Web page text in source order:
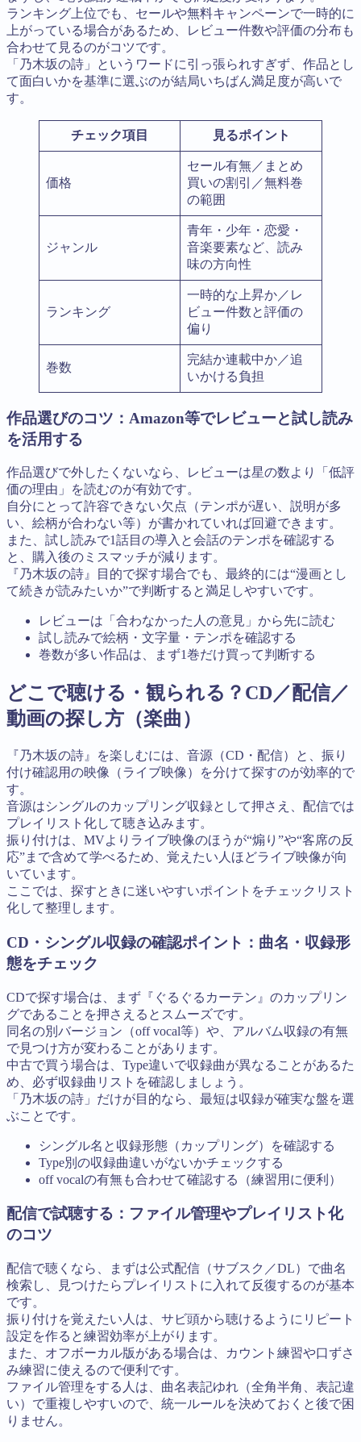
ランキング上位でも、セールや無料キャンペーンで一時的に
上がっている場合があるため、レビュー件数や評価の分布も
合わせて見るのがコツです。
「乃木坂の詩」というワードに引っ張られすぎず、作品とし
て面白いかを基準に選ぶのが結局いちばん満足度が高いで
す。
チェック項目 見るポイント
価格
セール有無／まとめ
買いの割引／無料巻
の範囲
ジャンル
青年・少年・恋愛・
音楽要素など、読み
味の方向性
ランキング
一時的な上昇か／レ
ビュー件数と評価の
偏り
巻数
完結か連載中か／追
いかける負担
作品選びのコツ：Amazon等でレビューと試し読み
を活用する
作品選びで外したくないなら、レビューは星の数より「低評
価の理由」を読むのが有効です。
自分にとって許容できない欠点（テンポが遅い、説明が多
い、絵柄が合わない等）が書かれていれば回避できます。
また、試し読みで1話目の導入と会話のテンポを確認する
と、購入後のミスマッチが減ります。
『乃木坂の詩』目的で探す場合でも、最終的には“漫画とし
て続きが読みたいか”で判断すると満足しやすいです。
レビューは「合わなかった人の意見」から先に読む
試し読みで絵柄・文字量・テンポを確認する
巻数が多い作品は、まず1巻だけ買って判断する
どこで聴ける・観られる？CD／配信／
動画の探し方（楽曲）
『乃木坂の詩』を楽しむには、音源（CD・配信）と、振り
付け確認用の映像（ライブ映像）を分けて探すのが効率的で
す。
音源はシングルのカップリング収録として押さえ、配信では
プレイリスト化して聴き込みます。
振り付けは、MVよりライブ映像のほうが“煽り”や“客席の反
応”まで含めて学べるため、覚えたい人ほどライブ映像が向
いています。
ここでは、探すときに迷いやすいポイントをチェックリスト
化して整理します。
CD・シングル収録の確認ポイント：曲名・収録形
態をチェック
CDで探す場合は、まず『ぐるぐるカーテン』のカップリン
グであることを押さえるとスムーズです。
同名の別バージョン（off vocal等）や、アルバム収録の有無
で見つけ方が変わることがあります。
中古で買う場合は、Type違いで収録曲が異なることがあるた
め、必ず収録曲リストを確認しましょう。
「乃木坂の詩」だけが目的なら、最短は収録が確実な盤を選
ぶことです。
シングル名と収録形態（カップリング）を確認する
Type別の収録曲違いがないかチェックする
off vocalの有無も合わせて確認する（練習用に便利）
配信で試聴する：ファイル管理やプレイリスト化
のコツ
配信で聴くなら、まずは公式配信（サブスク／DL）で曲名
検索し、見つけたらプレイリストに入れて反復するのが基本
です。
振り付けを覚えたい人は、サビ頭から聴けるようにリピート
設定を作ると練習効率が上がります。
また、オフボーカル版がある場合は、カウント練習や口ずさ
み練習に使えるので便利です。
ファイル管理をする人は、曲名表記ゆれ（全角半角、表記違
い）で重複しやすいので、統一ルールを決めておくと後で困
りません。